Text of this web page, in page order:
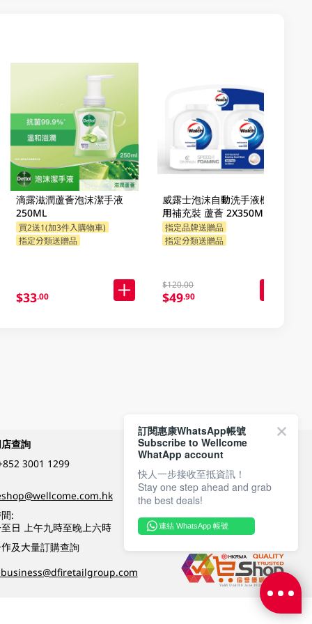
滴露滋潤蘆薈泡沫潔手液
250ML
買2送1(加3件入購物車)
指定分類送贈品
$33.00
威露士泡沫自動洗手液機專
用補充裝 蘆薈 2X350ML
指定品牌送贈品
指定分類送贈品
$120.00
$49.90
查詢
3001 1299
:
日 上午九時至晚上六時
及大量訂購查詢
付款方式
關注我們
訂閱惠康WhatsApp帳號
Subscribe to Wellcome
WhatApp account
快人一步接收至抵資訊！
Stay one step ahead and grab
the best deals!
連結 WhatsApp 帳號